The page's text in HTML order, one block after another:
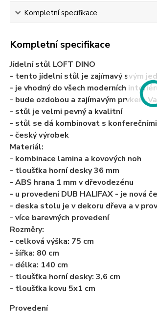
Kompletní specifikace
Kompletní specifikace
Jídelní stůl LOFT DINO
- tento jídelní stůl je zajímavý svým
- je vhodný do všech moderních
- bude ozdobou a zajímavým prvkem
- stůl je velmi pevný a kvalitní
- stůl se dá kombinovat s
- český výrobek
Materiál:
- kombinace lamina a kovových noh
- tloušťka horní desky 36 mm
- ABS hrana 1 mm v dřevodezénu
- u provedení DUB HALIFAX - je nová
- deska stolu je v dekoru dřeva a v
- více barevných provedení
Rozměry:
- celková výška: 75 cm
- šířka: 80 cm
- délka: 140 cm
- tloušťka horní desky: 3,6 cm
- tloušťka kovu 5x1 cm
Provedení